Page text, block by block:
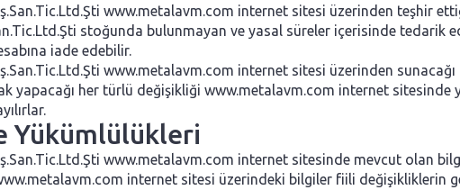
www.metalavm.com internet sitesi üzerinden teşhir
stoğunda bulunmayan ve yasal süreler içerisinde tedarik
iade edebilir.
www.metalavm.com internet sitesi üzerinden
yapacağı her türlü değişikliği www.metalavm.com internet sitesinde
Yükümlülükleri
www.metalavm.com internet sitesinde mevcut olan
internet sitesi üzerindeki bilgiler fiili değişikliklerin